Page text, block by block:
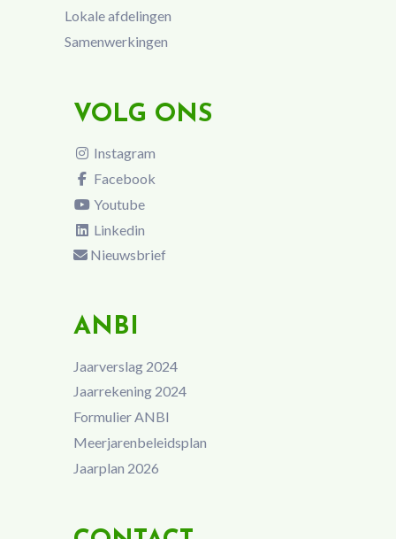
Lokale afdelingen
Samenwerkingen
VOLG ONS
Instagram
Facebook
Youtube
Linkedin
Nieuwsbrief
ANBI
Jaarverslag 2024
Jaarrekening 2024
Formulier ANBI
Meerjarenbeleidsplan
Jaarplan 2026